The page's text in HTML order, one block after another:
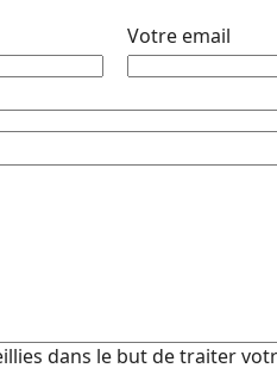
Votre email
dans le but de traiter